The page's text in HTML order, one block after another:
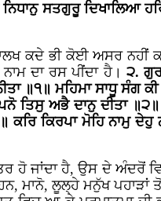
ਸਤਗੁਰੂ ਦਿਖਾਲਿਆ
ਕਦੇ ਭੀ ਕੋਈ ਅਸਰ ਨਹੀਂ
ਦਾ ਰਸ ਪੀਂਦਾ ਹੈ। ੨.
॥੧॥ ਮਹਿਮਾ ਸਾਧੂ ਸੰਗ
ਤਿਸੁ ਅਭੈ ਦਾਨੁ ਦੀਤਾ
ਕਿਰਪਾ ਮੋਹਿ ਨਾਮੁ ਦੇਹੁ
ਹੋ ਜਾਂਦਾ ਹੈ, ਉਸ ਦੇ ਅੰਦਰੋਂ
ਮਾਨੋ, ਲੂਲ੍ਹੇ ਮਨੁੱਖ ਪਹਾੜਾਂ